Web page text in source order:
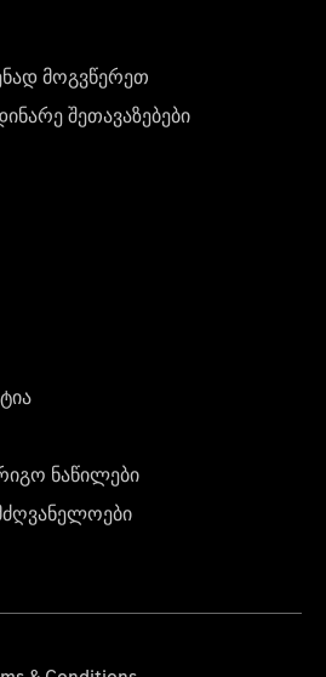
მოგვწერეთ
შეთავაზებები
ნაწილები